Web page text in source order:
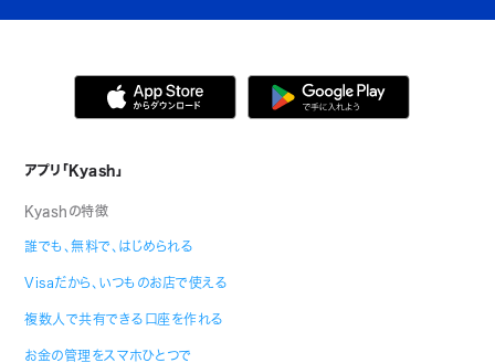
アプリ「Kyash」
Kyashの特徴
誰でも、無料で、はじめられる
Visaだから、いつものお店で使える
複数人で共有できる口座を作れる
お金の管理をスマホひとつで